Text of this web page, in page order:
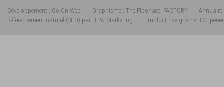
Développement : Go On Web Graphisme : The Fibonacci FACTORY
Annuaire
Référencement naturel (SEO) par HTW-Marketing
Emploi Enseignement